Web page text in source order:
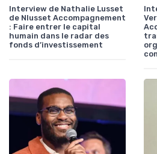
Interview de Nathalie Lusset
de Nlusset Accompagnement
: Faire entrer le capital
humain dans le radar des
fonds d’investissement